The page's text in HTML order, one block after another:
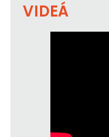
VIDEÁ